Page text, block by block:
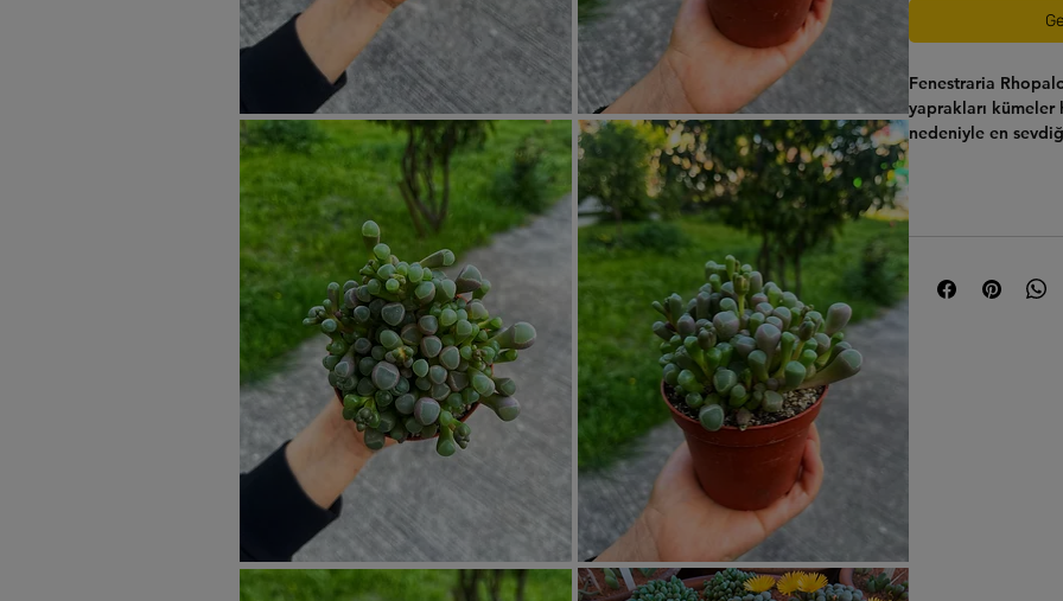
Fenestraria
yaprakları kümeler
nedeniyle en
altın sarısı veya